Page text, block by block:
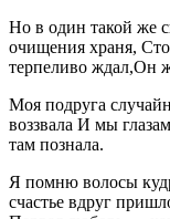
Но в один такой же
очищения храня,
терпеливо ждал,Он
Моя подруга
воззвала И мы
там познала.
Я помню волосы
счастье вдруг